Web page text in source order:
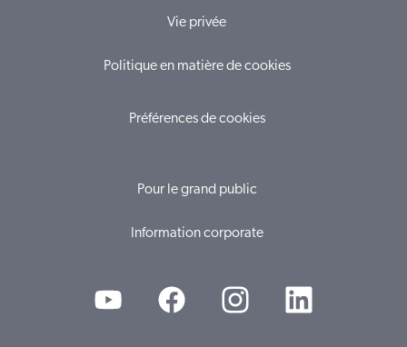
Vie privée
Politique en matière de cookies
Préférences de cookies
Pour le grand public
Information corporate